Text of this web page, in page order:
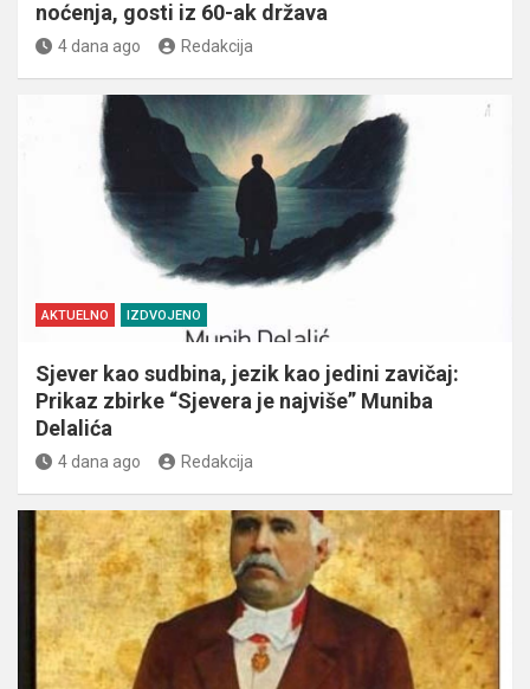
noćenja, gosti iz 60-ak država
4 dana ago Redakcija
AKTUELNO IZDVOJENO
Sjever kao sudbina, jezik kao jedini zavičaj:
Prikaz zbirke “Sjevera je najviše” Muniba
Delalića
4 dana ago Redakcija